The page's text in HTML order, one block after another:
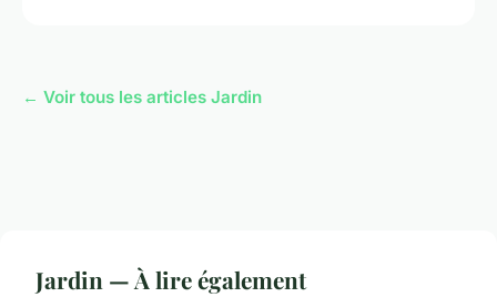
← Voir tous les articles Jardin
Jardin — À lire également